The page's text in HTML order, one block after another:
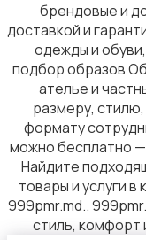
брендовые и
доставкой и
одежды и
подбор образов
ателье и
размеру,
формату
можно бесплатно
Найдите
товары и услуги
999pmr.md..
стиль, комфорт